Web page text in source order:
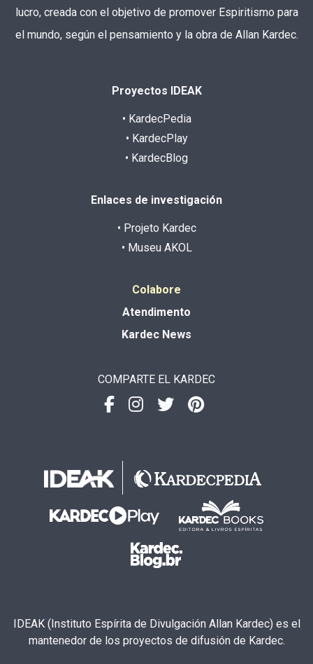
lucro, creada con el objetivo de promover Espiritismo para
el mundo, según el pensamiento y la obra de Allan Kardec.
Proyectos IDEAK
• KardecPedia
• KardecPlay
• KardecBlog
Enlaces de investigación
• Projeto Kardec
• Museu AKOL
Colabore
Atendimento
Kardec News
COMPARTE EL KARDEC
IDEAK (Instituto Espírita de Divulgación Allan Kardec) es el
mantenedor de los proyectos de difusión de Kardec.